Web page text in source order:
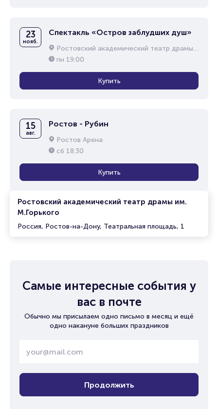
Ростовский академический театр драмы им.
М.Горького
Россия, Ростов-на-Дону, Театральная площадь, 1
23
нояб.
Спектакль «Остров заблудших душ»
Ростовский академический театр драмы им. М.Горького
пн 19:00
Купить
15
авг.
Ростов - Рубин
Ростов Арена
сб 18:30
Купить
Самые интересные события у
вас в почте
Обычно мы присылаем одно письмо в месяц и ещё
одно накануне больших праздников
Продолжить